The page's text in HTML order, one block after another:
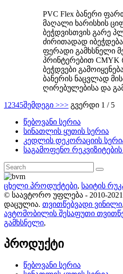
PVC Flex ბანერი
მაღალი ხარისხის
ბეჭდვისთვის გარე
ძირითადად
ფერადი გამხსნელი
პრინტერებით CMYK
ბეჭდვები
ბანერის ნაცვლად
ღირებულებისა და
1 2345შემდეგი >>> გვერდი 1 / 5
წებოვანი სერია
სინათლის ყუთის სერია
კედლის დეკორაციის
საგამოფენო
ცხელი პროდუქტები, საიტის
© საავტორო უფლება - 2010-
დაცულია. თვითწებვადი ვინილი,
ავტომობილის შესაფუთი
გამხსნელი,
პროდუქტი
წებოვანი სერია